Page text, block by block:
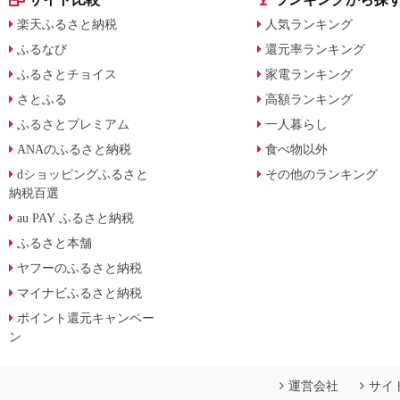
楽天ふるさと納税
ふるなび
ふるさとチョイス
さとふる
ふるさとプレミアム
ANAのふるさと納税
dショッピングふるさと
納税百選
au PAY ふるさと納税
ふるさと本舗
ヤフーのふるさと納税
マイナビふるさと納税
ポイント還元キャンペー
ン
人気ランキング
還元率ランキング
家電ランキング
高額ランキング
一人暮らし
食べ物以外
その他のランキング
運営会社 サイ